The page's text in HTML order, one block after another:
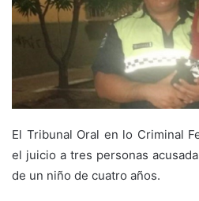
El Tribunal Oral en lo Criminal
el juicio a tres personas
de un niño de cuatro años.